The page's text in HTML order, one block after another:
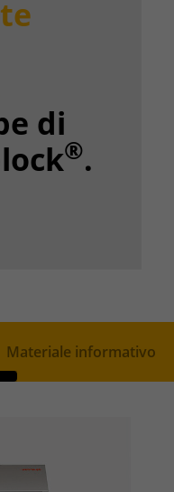
di
®.
Materiale informativo